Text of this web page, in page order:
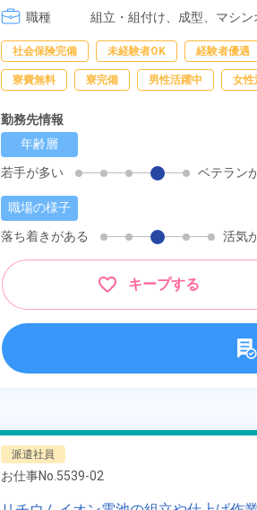
職種
組立・組付け、 成型、 マシン
社会保険完備 未経験者OK 経験者優遇
寮費無料 寮完備 男性活躍中 女性
勤務先情報
年齢層
若手が多い
ベテラン
職場の様子
落ち着きがある
活気
キープする
派遣社員
お仕事No. 5539-02